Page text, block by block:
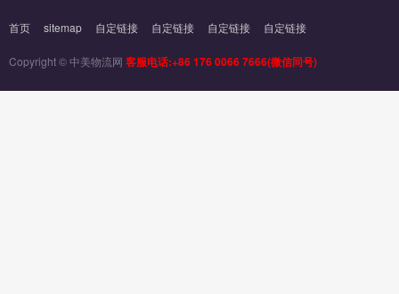
首页 sitemap 自定链接 自定链接 自定链接 自定链接
Copyright © 中美物流网 客服电话:+86 176 0066 7666(微信同号)